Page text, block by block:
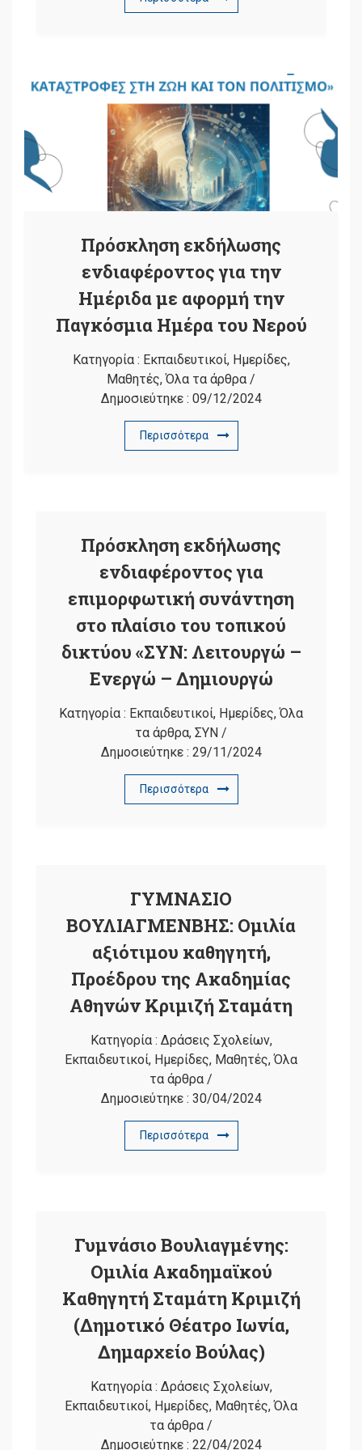
Πρόσκληση εκδήλωσης
ενδιαφέροντος για την
Ημέριδα με αφορμή την
Παγκόσμια Ημέρα του Νερού
Κατηγορία : Εκπαιδευτικοί, Ημερίδες,
Μαθητές,Όλα τα άρθρα /
Δημοσιεύτηκε : 09/12/2024
Περισσότερα
Πρόσκληση εκδήλωσης
ενδιαφέροντος για
επιμορφωτική συνάντηση
στο πλαίσιο του τοπικού
δικτύου «ΣΥΝ: Λειτουργώ –
Ενεργώ – Δημιουργώ
Κατηγορία : Εκπαιδευτικοί, Ημερίδες,Όλα
τα άρθρα, ΣΥΝ /
Δημοσιεύτηκε : 29/11/2024
Περισσότερα
ΓΥΜΝΑΣΙΟ
ΒΟΥΛΙΑΓΜΕΝΒΗΣ: Ομιλία
αξιότιμου καθηγητή,
Προέδρου της Ακαδημίας
Αθηνών Κριμιζή Σταμάτη
Κατηγορία : Δράσεις Σχολείων,
Εκπαιδευτικοί, Ημερίδες, Μαθητές,Όλα
τα άρθρα /
Δημοσιεύτηκε : 30/04/2024
Περισσότερα
Γυμνάσιο Βουλιαγμένης:
Ομιλία Ακαδημαϊκού
Καθηγητή Σταμάτη Κριμιζή
(Δημοτικό Θέατρο Ιωνία,
Δημαρχείο Βούλας)
Κατηγορία : Δράσεις Σχολείων,
Εκπαιδευτικοί, Ημερίδες, Μαθητές,Όλα
τα άρθρα /
Δημοσιεύτηκε : 22/04/2024